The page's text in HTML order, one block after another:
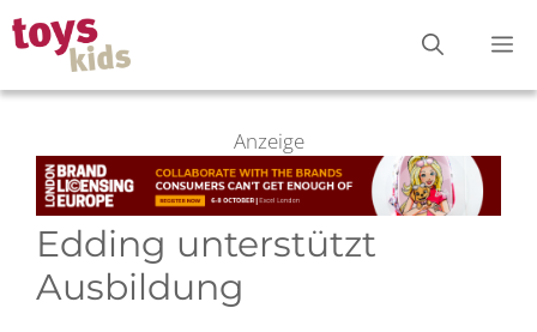
Zum
Inhalt
springen
Anzeige
Edding unterstützt
Ausbildung